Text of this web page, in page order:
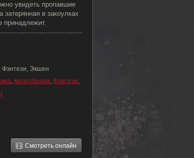
увидеть пропавшие
в закоулках
принадлежит.
Фэнтези, Экшен
, мультфильм, фэнтези,
Смотреть онлайн